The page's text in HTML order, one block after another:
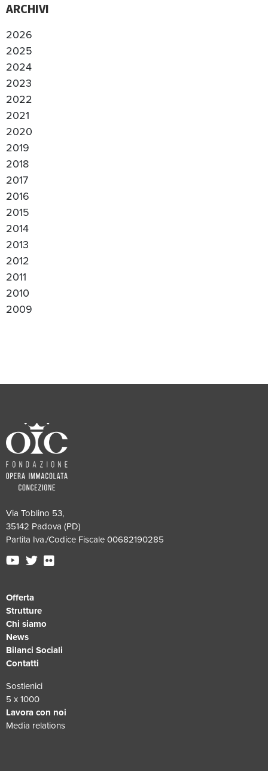
ARCHIVI
2026
2025
2024
2023
2022
2021
2020
2019
2018
2017
2016
2015
2014
2013
2012
2011
2010
2009
Via Toblino 53,
35142 Padova (PD)
Partita Iva./Codice Fiscale 00682190285
Offerta
Strutture
Chi siamo
News
Bilanci Sociali
Contatti
Sostienici
5 x 1000
Lavora con noi
Media relations